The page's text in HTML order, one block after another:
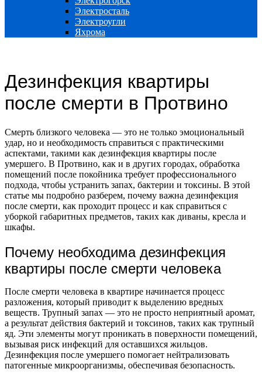
Электросталь
Электроугли
Яхрома
Дезинфекция квартиры
после смерти в Протвино
Смерть близкого человека — это не только эмоциональный
удар, но и необходимость справиться с практическими
аспектами, такими как дезинфекция квартиры после
умершего. В Протвино, как и в других городах, обработка
помещений после покойника требует профессионального
подхода, чтобы устранить запах, бактерии и токсины. В этой
статье мы подробно разберем, почему важна дезинфекция
после смерти, как проходит процесс и как справиться с
уборкой габаритных предметов, таких как диваны, кресла и
шкафы.
Почему необходима дезинфекция
квартиры после смерти человека
После смерти человека в квартире начинается процесс
разложения, который приводит к выделению вредных
веществ. Трупный запах — это не просто неприятный аромат,
а результат действия бактерий и токсинов, таких как трупный
яд. Эти элементы могут проникать в поверхности помещений,
вызывая риск инфекций для оставшихся жильцов.
Дезинфекция после умершего помогает нейтрализовать
патогенные микроорганизмы, обеспечивая безопасность.